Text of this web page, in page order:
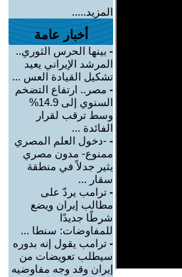
المزيد.....
أخبار عامة
- بينها الحرس الثوري..
المرشد الإيراني يعيد
تشكيل القيادة العس ...
- مصر.. ارتفاع التضخم
السنوي إلى 14.9%
وسط ترقب لقرار
الفائدة ...
- -دخول العلم المصري
ممنوع- مدون مصري
يثير جدلاً في منطقة
سقار ...
- ترامب يردّ على
مطالب إيران ويضع
شرطًا جديدًا
للمفاوضات: سنطا ...
- ترامب يقول إنه بدوره
سيطلب تعويضات من
إيران وقد وجه مفاوضيه